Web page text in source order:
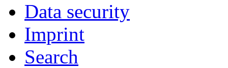
Data security
Imprint
Search